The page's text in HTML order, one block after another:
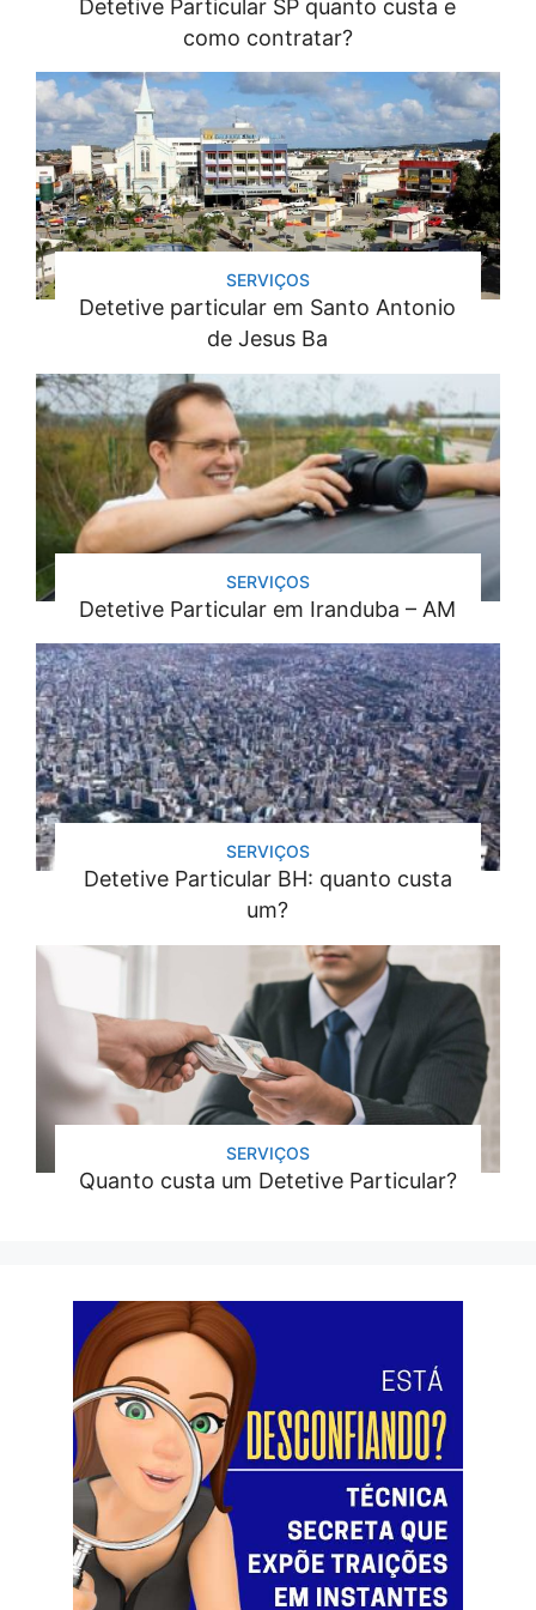
Detetive Particular SP quanto custa e
como contratar?
SERVIÇOS
Detetive particular em Santo Antonio
de Jesus Ba
SERVIÇOS
Detetive Particular em Iranduba – AM
SERVIÇOS
Detetive Particular BH: quanto custa
um?
SERVIÇOS
Quanto custa um Detetive Particular?